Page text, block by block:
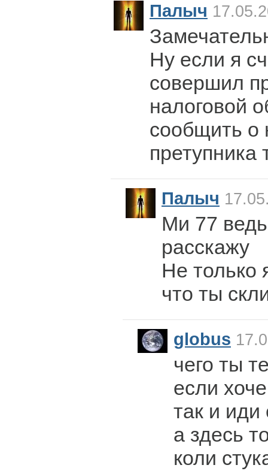
Палыч
Ну если я
совершил
налоговой
сообщить о
претупника
Палыч
Ми 77
расскажу
Не только
что ты
globus
чего ты
если
так и
а здесь
коли